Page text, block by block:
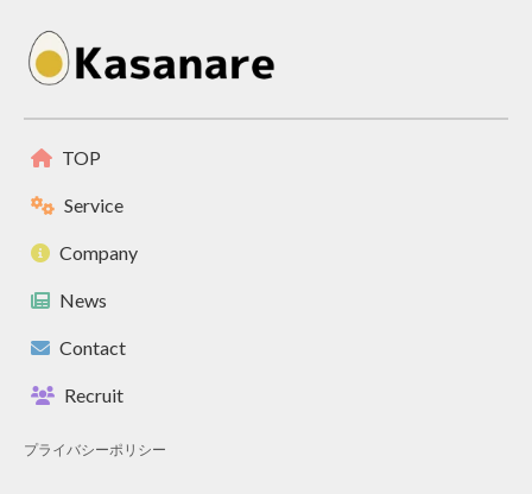
TOP
Service
Company
News
Contact
Recruit
プライバシーポリシー